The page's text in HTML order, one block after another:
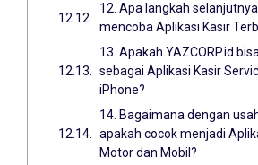
12. Apa langkah
mencoba Aplikasi Kasir
13. Apakah YAZCORP.id
sebagai Aplikasi Kasir
iPhone?
14. Bagaimana dengan
apakah cocok menjadi
Motor dan Mobil?